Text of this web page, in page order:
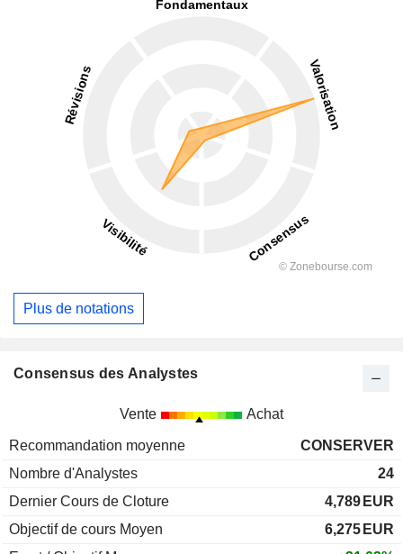
Plus de notations
Consensus des Analystes
Vente Achat
Recommandation moyenne
CONSERVER
Nombre d'Analystes
24
Dernier Cours de Cloture
4,789 EUR
Objectif de cours Moyen
6,275 EUR